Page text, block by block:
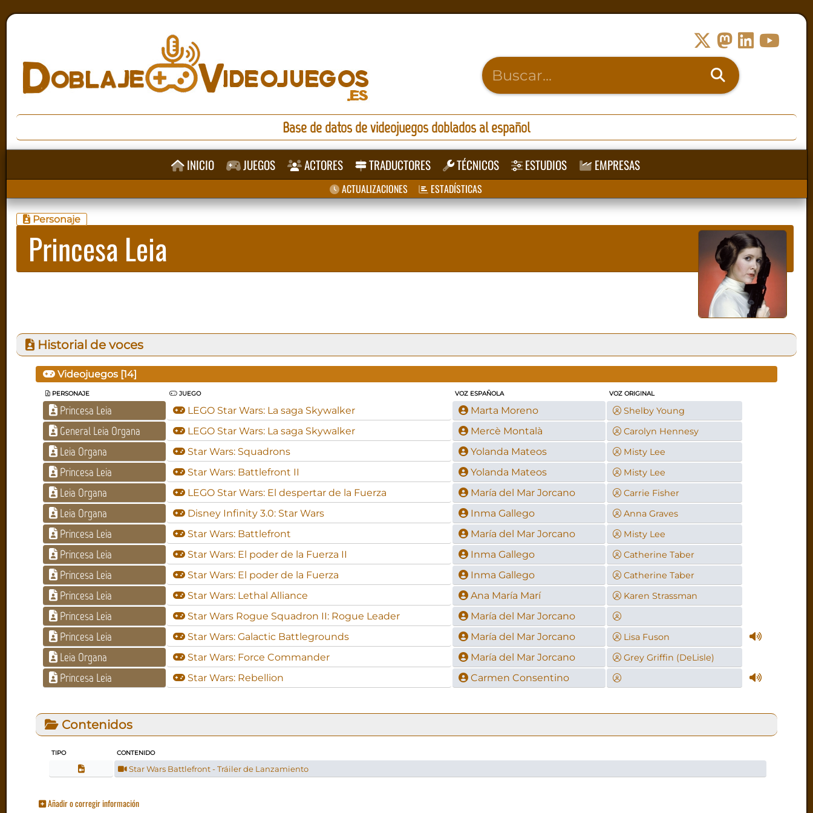
Base de datos de videojuegos doblados al español
INICIO JUEGOS ACTORES TRADUCTORES TÉCNICOS ESTUDIOS EMPRESAS
ACTUALIZACIONES ESTADÍSTICAS
Personaje
Princesa Leia
Historial de voces
Videojuegos [14]
PERSONAJE JUEGO VOZ ESPAÑOLA VOZ ORIGINAL
Princesa Leia LEGO Star Wars: La saga Skywalker Marta Moreno Shelby Young
General Leia Organa LEGO Star Wars: La saga Skywalker Mercè Montalà Carolyn Hennesy
Leia Organa Star Wars: Squadrons Yolanda Mateos Misty Lee
Princesa Leia Star Wars: Battlefront II Yolanda Mateos Misty Lee
Leia Organa LEGO Star Wars: El despertar de la Fuerza María del Mar Jorcano Carrie Fisher
Leia Organa Disney Infinity 3.0: Star Wars Inma Gallego Anna Graves
Princesa Leia Star Wars: Battlefront María del Mar Jorcano Misty Lee
Princesa Leia Star Wars: El poder de la Fuerza II Inma Gallego Catherine Taber
Princesa Leia Star Wars: El poder de la Fuerza Inma Gallego Catherine Taber
Princesa Leia Star Wars: Lethal Alliance Ana María Marí Karen Strassman
Princesa Leia Star Wars Rogue Squadron II: Rogue Leader María del Mar Jorcano
Princesa Leia Star Wars: Galactic Battlegrounds María del Mar Jorcano Lisa Fuson
Leia Organa Star Wars: Force Commander María del Mar Jorcano Grey Griffin (DeLisle)
Princesa Leia Star Wars: Rebellion Carmen Consentino
Contenidos
TIPO CONTENIDO
Star Wars Battlefront - Tráiler de Lanzamiento
Añadir o corregir información